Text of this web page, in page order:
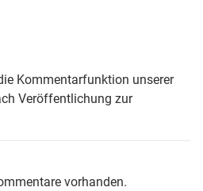
Kommentarfunktion unserer
Veröffentlichung zur
vorhanden.